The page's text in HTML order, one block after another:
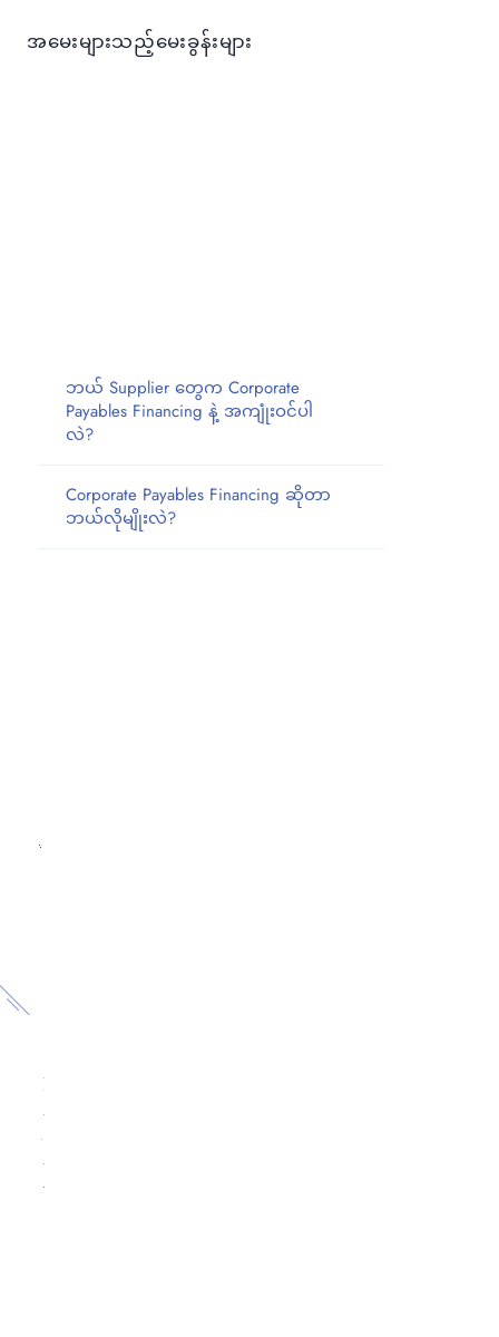
အမေးများသည့်မေးခွန်းများ
ဘယ် Supplier တွေက Corporate
Payables Financing နဲ့ အကျုံးဝင်ပါ
လဲ?
Corporate Payables Financing ဆိုတာ
ဘယ်လိုမျိုးလဲ?